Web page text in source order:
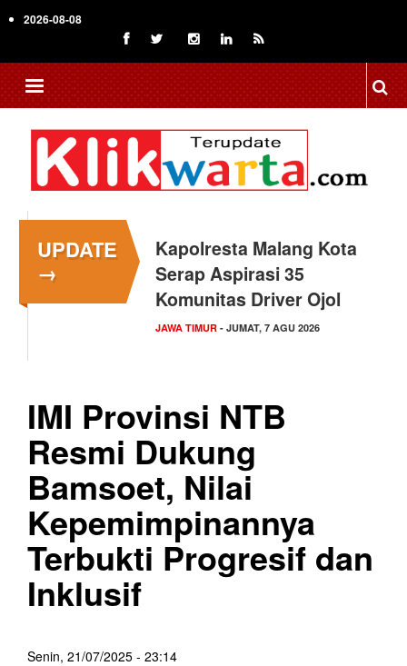
to
content
2026-08-08
UPDATE
→
Kapolresta Malang Kota
Serap Aspirasi 35
Komunitas Driver Ojol
JAWA TIMUR - JUMAT, 7 AGU 2026
IMI Provinsi NTB
Resmi Dukung
Bamsoet, Nilai
Kepemimpinannya
Terbukti Progresif dan
Inklusif
Senin, 21/07/2025 - 23:14